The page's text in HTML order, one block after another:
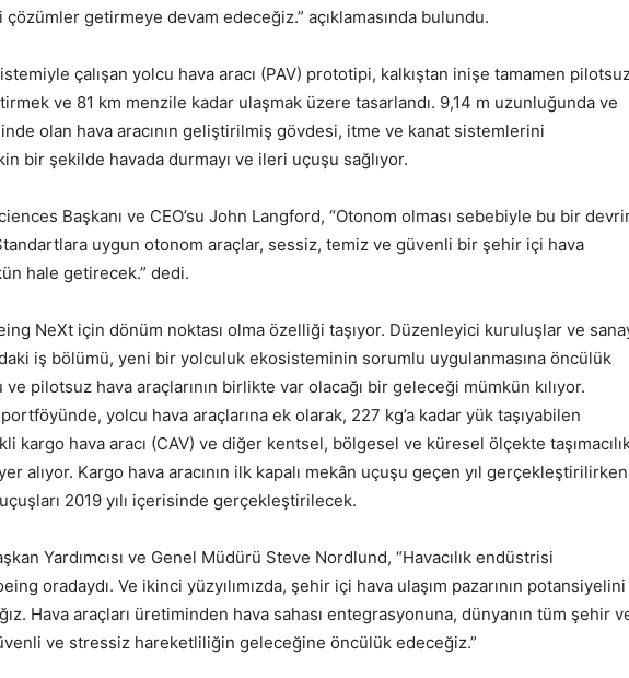
çözümler getirmeye devam edeceğiz.” açıklamasında bulundu.
çalışan yolcu hava aracı (PAV) prototipi, kalkıştan inişe tamamen
ve 81 km menzile kadar ulaşmak üzere tasarlandı. 9,14 m uzunluğunda ve
olan hava aracının geliştirilmiş gövdesi, itme ve kanat sistemlerini
bir şekilde havada durmayı ve ileri uçuşu sağlıyor.
Başkanı ve CEO’su John Langford, “Otonom olması sebebiyle bu bir
uygun otonom araçlar, sessiz, temiz ve güvenli bir şehir içi hava
hale getirecek.” dedi.
NeXt için dönüm noktası olma özelliği taşıyor. Düzenleyici kuruluşlar ve
iş bölümü, yeni bir yolculuk ekosisteminin sorumlu uygulanmasına öncülük
pilotsuz hava araçlarının birlikte var olacağı bir geleceği mümkün kılıyor.
yolcu hava araçlarına ek olarak, 227 kg’a kadar yük taşıyabilen
kargo hava aracı (CAV) ve diğer kentsel, bölgesel ve küresel ölçekte
alıyor. Kargo hava aracının ilk kapalı mekân uçuşu geçen yıl
2019 yılı içerisinde gerçekleştirilecek.
Yardımcısı ve Genel Müdürü Steve Nordlund, “Havacılık endüstrisi
oradaydı. Ve ikinci yüzyılımızda, şehir içi hava ulaşım pazarının potansiyelini
Hava araçları üretiminden hava sahası entegrasyonuna, dünyanın tüm şehir
ve stressiz hareketliliğin geleceğine öncülük edeceğiz.”